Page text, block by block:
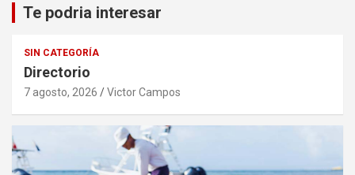
Te podria interesar
SIN CATEGORÍA
Directorio
7 agosto, 2026 Victor Campos